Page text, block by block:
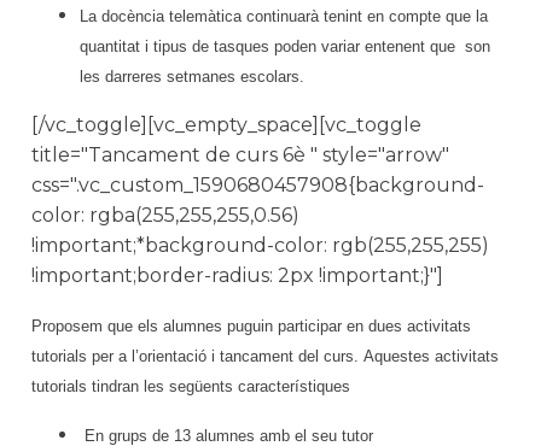
La docència telemàtica continuarà tenint en compte que la
quantitat i tipus de tasques poden variar entenent que son
les darreres setmanes escolars.
[/vc_toggle][vc_empty_space][vc_toggle
title="Tancament de curs 6è " style="arrow"
css=".vc_custom_1590680457908{background-
color: rgba(255,255,255,0.56)
!important;*background-color: rgb(255,255,255)
!important;border-radius: 2px !important;}"]
Proposem que els alumnes puguin participar en dues activitats
tutorials per a l’orientació i tancament del curs. Aquestes activitats
tutorials tindran les següents característiques
En grups de 13 alumnes amb el seu tutor